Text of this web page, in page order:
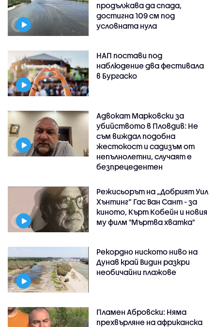
продължава да спада,
достигна 109 см под
условната нула
НАП постави под
наблюдение два фестивала
в Бургаско
Адвокат Марковски за
убийството в Пловдив: Не
съм виждал подобна
жестокост и садизъм от
непълнолетни, случаят е
безпрецедентен
Режисьорът на „Добрият Уил
Хънтинг“ Гас Ван Сант - за
киното, Кърт Кобейн и новия
му филм "Мъртва хватка"
Рекордно ниското ниво на
Дунав край Видин разкри
необичайни плажове
Пламен Абровски: Няма
прехвърляне на африканска